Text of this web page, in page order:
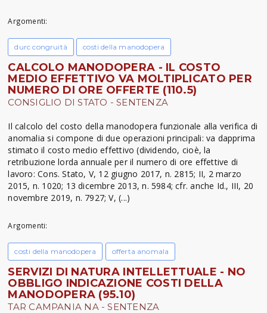
Argomenti:
durc congruità costi della manodopera
CALCOLO MANODOPERA - IL COSTO
MEDIO EFFETTIVO VA MOLTIPLICATO PER
NUMERO DI ORE OFFERTE (110.5)
CONSIGLIO DI STATO - SENTENZA
Il calcolo del costo della manodopera funzionale alla verifica di
anomalia si compone di due operazioni principali: va dapprima
stimato il costo medio effettivo (dividendo, cioè, la
retribuzione lorda annuale per il numero di ore effettive di
lavoro: Cons. Stato, V, 12 giugno 2017, n. 2815; II, 2 marzo
2015, n. 1020; 13 dicembre 2013, n. 5984; cfr. anche Id., III, 20
novembre 2019, n. 7927; V, (...)
Argomenti:
costi della manodopera offerta anomala
SERVIZI DI NATURA INTELLETTUALE - NO
OBBLIGO INDICAZIONE COSTI DELLA
MANODOPERA (95.10)
TAR CAMPANIA NA - SENTENZA